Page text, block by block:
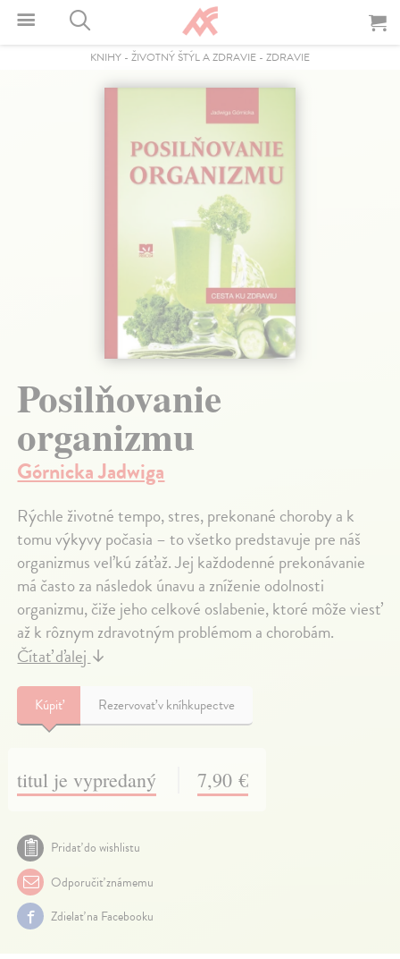
KNIHY - ŽIVOTNÝ ŠTÝL A ZDRAVIE - ZDRAVIE
Posilňovanie
organizmu
Górnicka Jadwiga
Rýchle životné tempo, stres, prekonané choroby a k
tomu výkyvy počasia – to všetko predstavuje pre náš
organizmus veľkú záťaž. Jej každodenné prekonávanie
má často za následok únavu a zníženie odolnosti
organizmu, čiže jeho celkové oslabenie, ktoré môže viesť
až k rôznym zdravotným problémom a chorobám.
Čítať ďalej↓
Kúpiť Rezervovať v kníhkupectve
titul je vypredaný 7,90 €
Pridať do wishlistu
Odporučiť známemu
Zdielať na Facebooku